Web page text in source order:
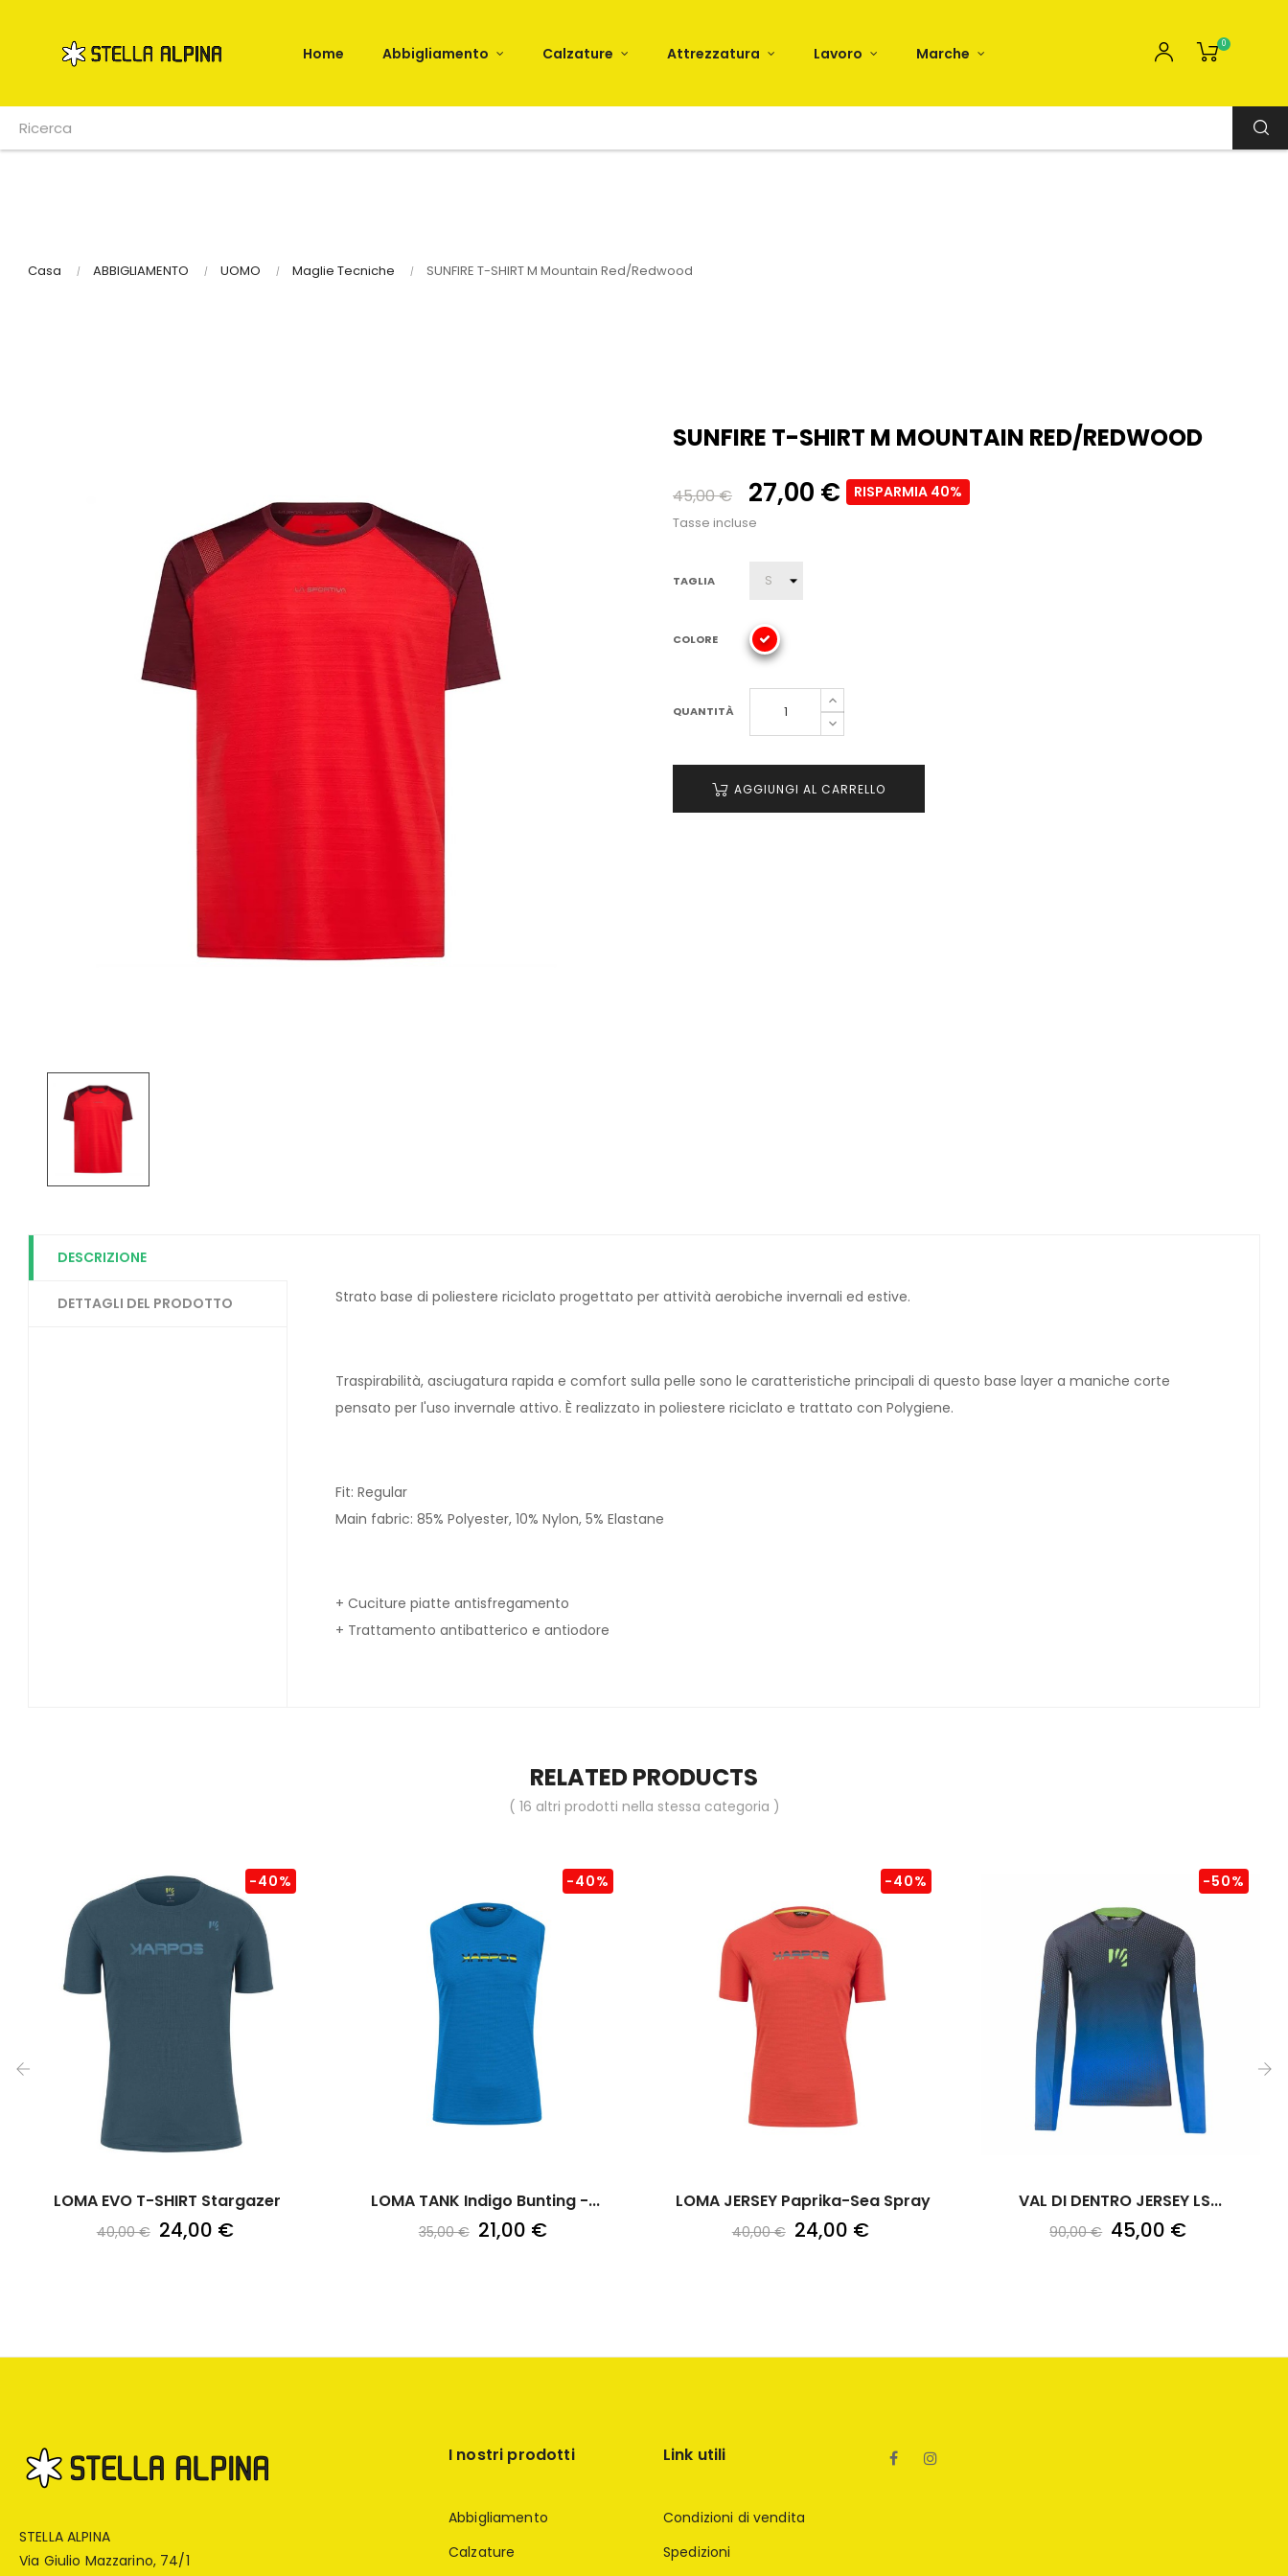
Home Abbigliamento Calzature Attrezzatura Lavoro Marche
0
Casa ABBIGLIAMENTO UOMO Maglie Tecniche SUNFIRE T-SHIRT M Mountain Red/Redwood
SUNFIRE T-SHIRT M MOUNTAIN RED/REDWOOD
45,00 € 27,00 € RISPARMIA 40%
Tasse incluse
TAGLIA
COLORE
QUANTITÀ
AGGIUNGI AL CARRELLO
DESCRIZIONE
DETTAGLI DEL PRODOTTO Strato base di poliestere riciclato progettato per attività aerobiche invernali ed estive.
Traspirabilità, asciugatura rapida e comfort sulla pelle sono le caratteristiche principali di questo base layer a maniche corte
pensato per l'uso invernale attivo. È realizzato in poliestere riciclato e trattato con Polygiene.
Fit: Regular
Main fabric: 85% Polyester, 10% Nylon, 5% Elastane
+ Cuciture piatte antisfregamento
+ Trattamento antibatterico e antiodore
RELATED PRODUCTS
( 16 altri prodotti nella stessa categoria )
LOMA EVO T-SHIRT Stargazer
40,00 €
-40%
24,00 €
LOMA TANK Indigo Bunting -...
35,00 €
-40%
21,00 €
LOMA JERSEY Paprika-Sea Spray
40,00 €
-40%
24,00 €
VAL DI DENTRO JERSEY LS...
90,00 €
-50%
45,00 €
STELLA ALPINA
Via Giulio Mazzarino, 74/1
I nostri prodotti
Abbigliamento
Calzature
Link utili
Condizioni di vendita
Spedizioni
Facebook